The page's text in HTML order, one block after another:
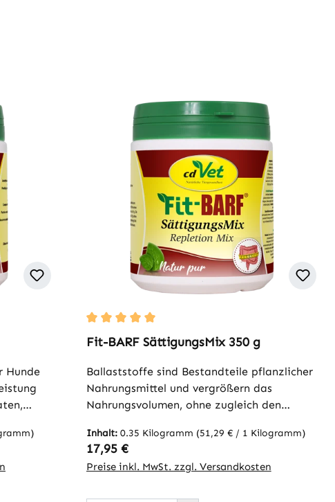
5 Sternen
Hunde
Vital
Durchschnittliche Bewertung von 5 von 5 Sternen
Fit-BARF SättigungsMix 350 g
Ballaststoffe sind Bestandteile pflanzlicher
Nahrungsmittel und vergrößern das
Nahrungsvolumen, ohne zugleich den
Durch ihre hohe Quellfähigkeit wird
Flüssigkeit im Magen gebunden und ein
Sättigungsgefühl erzeugt. Ballaststoffe
Inhalt: 0.35 Kilogramm (51,29 € / 1 Kilogramm)
Regulärer Preis:
17,95 €
Preise inkl. MwSt. zzgl. Versandkosten